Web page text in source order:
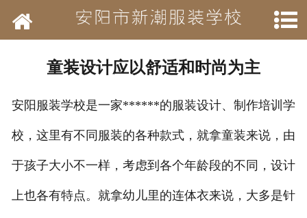
网站首页
结业待遇
童装设计应以舒适和时尚为主
安阳服装学校是一家******的服装设计、制作培训学
校，这里有不同服装的各种款式，就拿童装来说，由
于孩子大小不一样，考虑到各个年龄段的不同，设计
上也各有特点。就拿幼儿里的连体衣来说，大多是针